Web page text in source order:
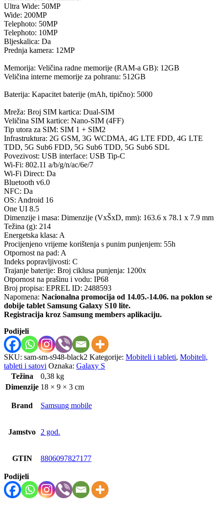
Ultra Wide: 50MP
Wide: 200MP
Telephoto: 50MP
Telephoto: 10MP
Bljeskalica: Da
Prednja kamera: 12MP
Memorija: Veličina radne memorije (RAM-a GB): 12GB
Veličina interne memorije za pohranu: 512GB
Baterija: Kapacitet baterije (mAh, tipično): 5000
Mreža: Broj SIM kartica: Dual-SIM
Veličina SIM kartice: Nano-SIM (4FF)
Tip utora za SIM: SIM 1 + SIM2
Infrastruktura: 2G GSM, 3G WCDMA, 4G LTE FDD, 4G LTE
TDD, 5G Sub6 FDD, 5G Sub6 TDD, 5G Sub6 SDL
Povezivost: USB interface: USB Tip-C
Wi-Fi: 802.11 a/b/g/n/ac/6e/7
Wi-Fi Direct: Da
Bluetooth v6.0
NFC: Da
OS: Android 16
One UI 8.5
Dimenzije i masa: Dimenzije (VxŠxD, mm): 163.6 x 78.1 x 7.9 mm
Težina (g): 214
Energetska klasa: A
Procijenjeno vrijeme korištenja s punim punjenjem: 55h
Otpornost na pad: A
Indeks popravljivosti: C
Trajanje baterije: Broj ciklusa punjenja: 1200x
Otpornost na prašinu i vodu: IP68
Broj propisa: EPREL ID: 2488593
Napomena: Nacionalna promocija od 14.05.-14.06. na poklon se
dobije tablet Samsung Galaxy S10 lite.
Registracija kroz Samsung members aplikaciju.
Podijeli
SKU: sam-sm-s948-black2 Kategorije: Mobiteli i tableti, Mobiteli,
tableti i satovi Oznaka: Galaxy S
Težina
0,38 kg
Dimenzije 18 × 9 × 3 cm
Brand Samsung mobile
Jamstvo 2 god.
GTIN 8806097827177
Podijeli